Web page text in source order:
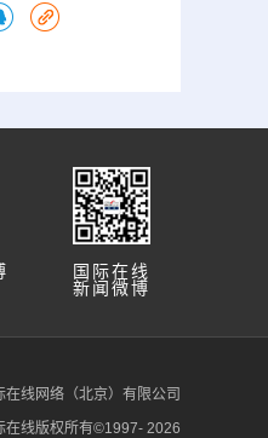
国际在线
新闻微博
在线网络（北京）有限公司
在线版权所有©1997- 2026